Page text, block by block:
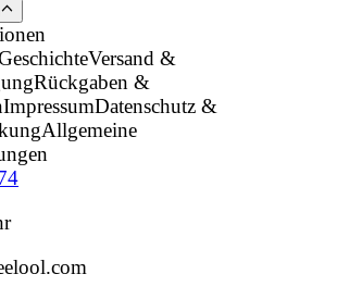
Versand &
Rückgaben &
ImpressumDatenschutz &
Allgemeine